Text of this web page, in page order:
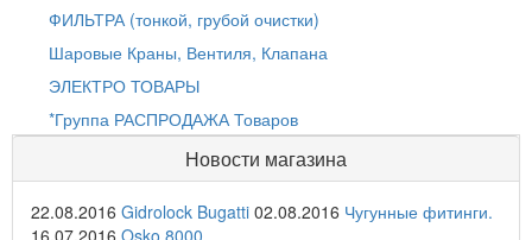
ФИЛЬТРА (тонкой, грубой очистки)
Шаровые Краны, Вентиля, Клапана
ЭЛЕКТРО ТОВАРЫ
*Группа РАСПРОДАЖА Товаров
Новости магазина
22.08.2016 Gidrolock Bugatti 02.08.2016 Чугунные фитинги.